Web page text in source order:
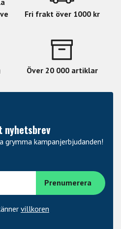
SPL) och -12dB (153dB
Fri frakt över 1000 kr
Över 20 000 artiklar
nyhetsbrev
kampanjerbjudanden!
villkoren